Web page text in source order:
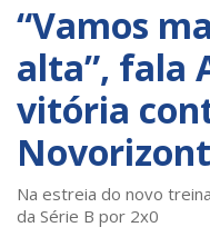
“Vamos
alta”, fala
vitória
Na estreia do novo
da Série B por 2x0